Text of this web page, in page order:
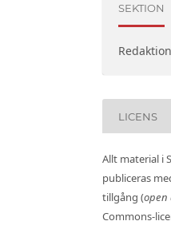
SEKTION
LICENS
Allt material i
publiceras
tillgång (open
Commons-